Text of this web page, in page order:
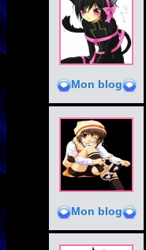
Mon blog
Mon blog